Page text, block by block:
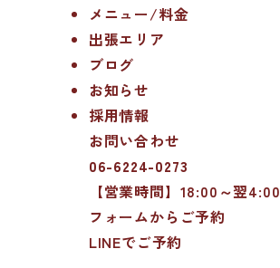
メニュー/料金
出張エリア
ブログ
お知らせ
採用情報
お問い合わせ
06-6224-0273
【営業時間】18:00～翌4:00
フォームからご予約
LINEでご予約